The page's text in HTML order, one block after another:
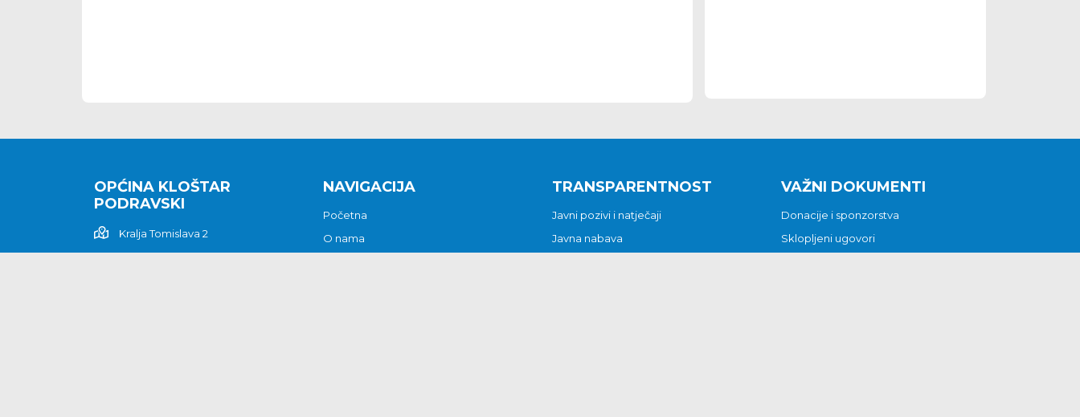
OPĆINA KLOŠTAR
PODRAVSKI
Kralja Tomislava 2
NAVIGACIJA
Početna
O nama
TRANSPARENTNOST
Javni pozivi i natječaji
Javna nabava
VAŽNI DOKUMENTI
Donacije i sponzorstva
Sklopljeni ugovori